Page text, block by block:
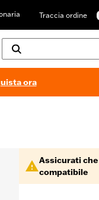
Traccia ordine
ora
Assicurati
compatibile